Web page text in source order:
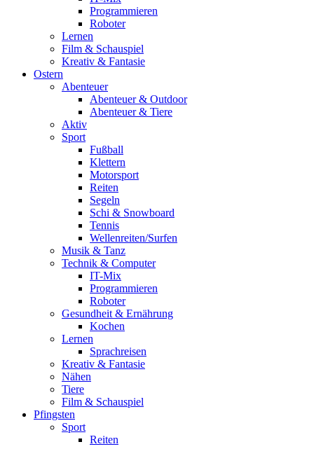
Programmieren
Roboter
Lernen
Film & Schauspiel
Kreativ & Fantasie
Ostern
Abenteuer
Abenteuer & Outdoor
Abenteuer & Tiere
Aktiv
Sport
Fußball
Klettern
Motorsport
Reiten
Segeln
Schi & Snowboard
Tennis
Wellenreiten/Surfen
Musik & Tanz
Technik & Computer
IT-Mix
Programmieren
Roboter
Gesundheit & Ernährung
Kochen
Lernen
Sprachreisen
Kreativ & Fantasie
Nähen
Tiere
Film & Schauspiel
Pfingsten
Sport
Reiten